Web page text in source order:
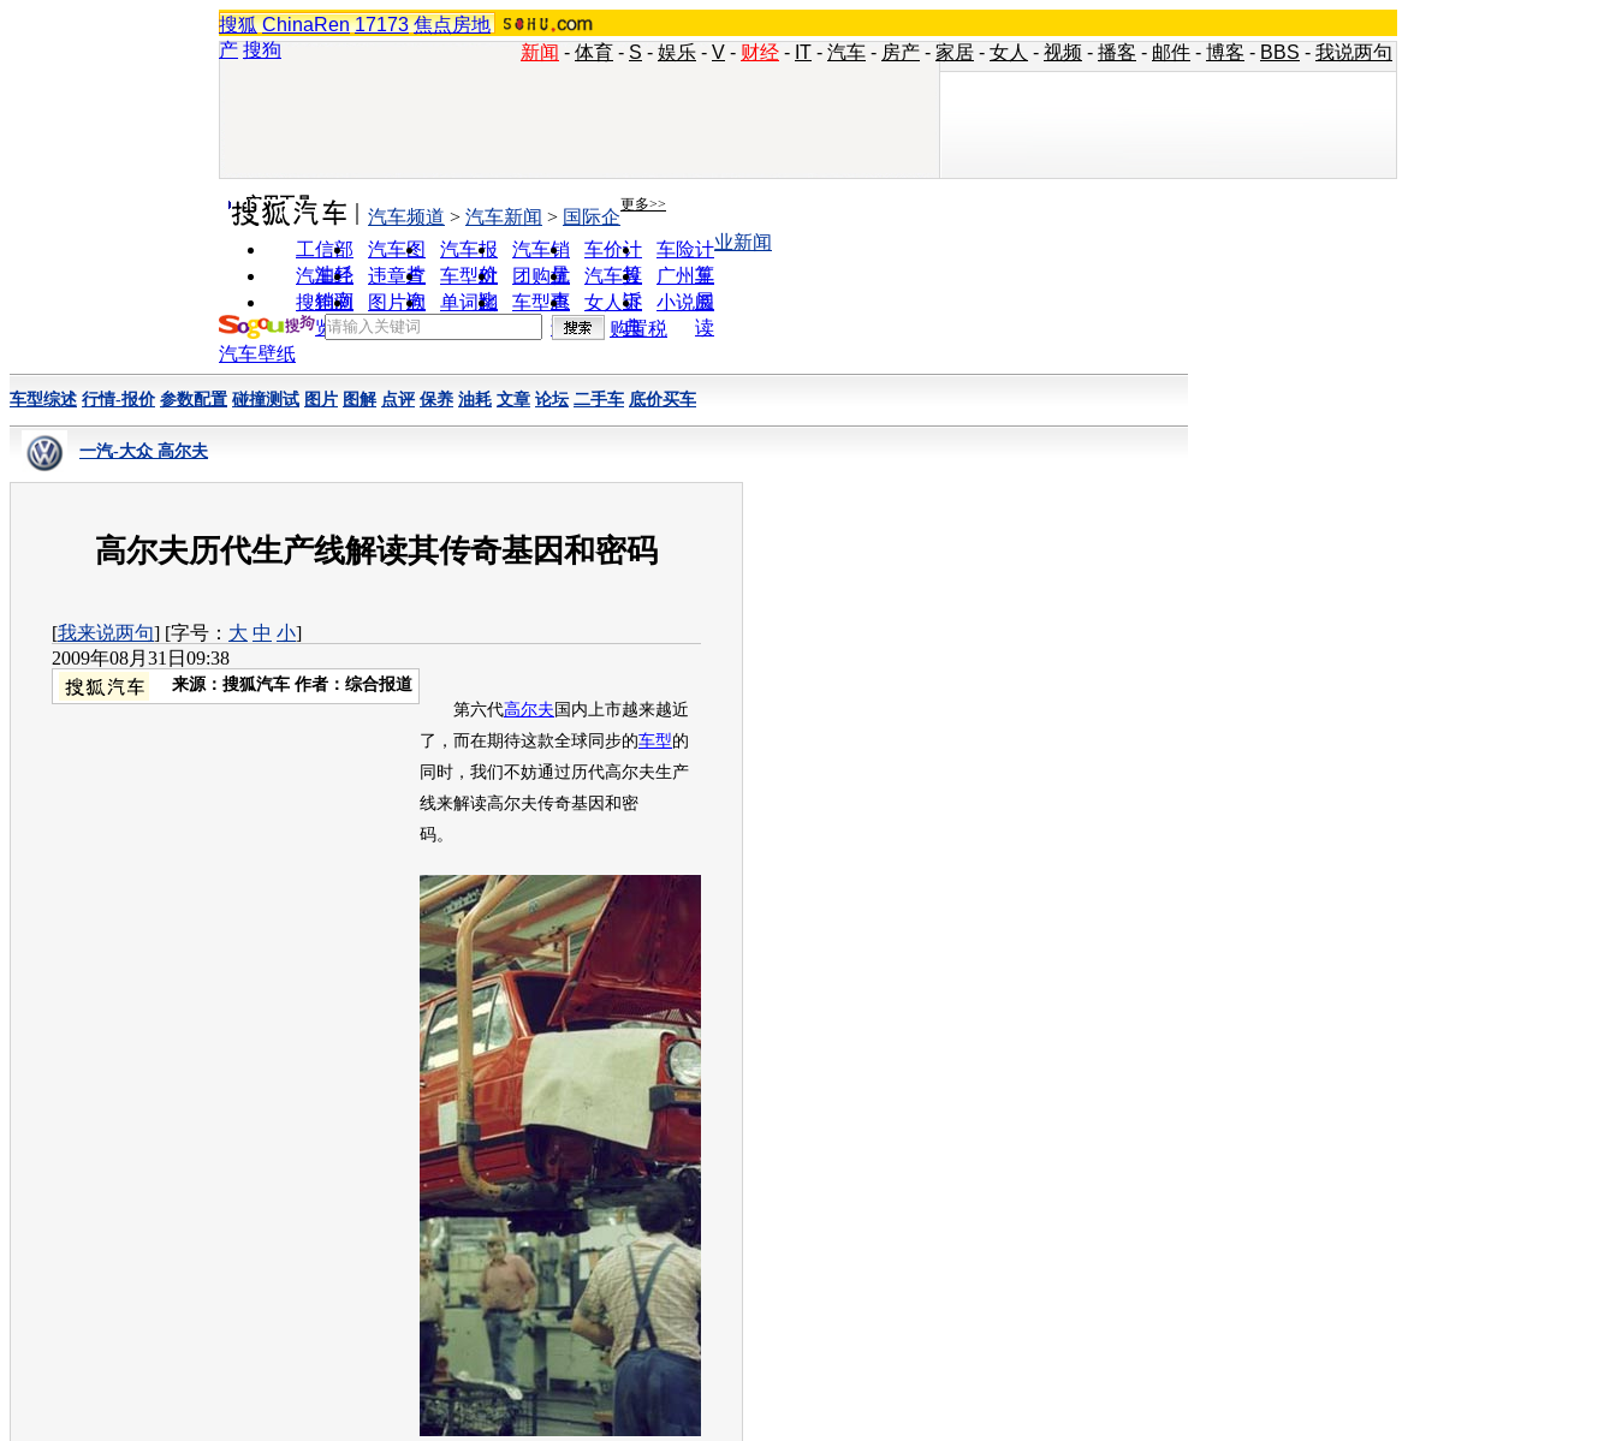
搜狐 ChinaRen 17173 焦点房地
产 搜狗 新闻 - 体育 - S - 娱乐 - V - 财经 - IT - 汽车 - 房产 - 家居 - 女人 - 视频 - 播客 - 邮件 - 博客 - BBS - 我说两句
实用工具 更多>>
工信部
油耗
汽车图
片
汽车报
价
汽车销
量
车价计
算
车险计
算
汽车经
销商
违章查
询
车型对
比
团购优
惠
汽车投
诉
广州车
展
搜狗浏
览器
图片欣
赏
单词翻
车型查
询
女人宝
典
小说阅
读
汽车频道 > 汽车新闻 > 国际企
业新闻
购置税
汽车壁纸
车型综述 行情-报价 参数配置 碰撞测试 图片 图解 点评 保养 油耗 文章 论坛 二手车 底价买车
一汽-大众 高尔夫
高尔夫历代生产线解读其传奇基因和密码
[我来说两句] [字号： 大 中 小]
2009年08月31日09:38
来源： 搜狐汽车 作者：综合报道
第六代高尔夫 国内上市越来越近
了，而在期待这款全球同步的车型的
同时，我们不妨通过历代高尔夫生产
线来解读高尔夫传奇基因和密
码。